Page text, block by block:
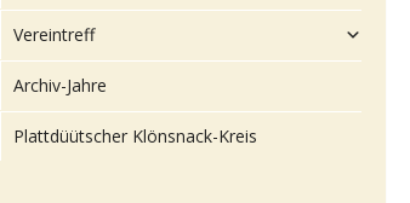
Vereintreff
Archiv-Jahre
Plattdüütscher Klönsnack-Kreis